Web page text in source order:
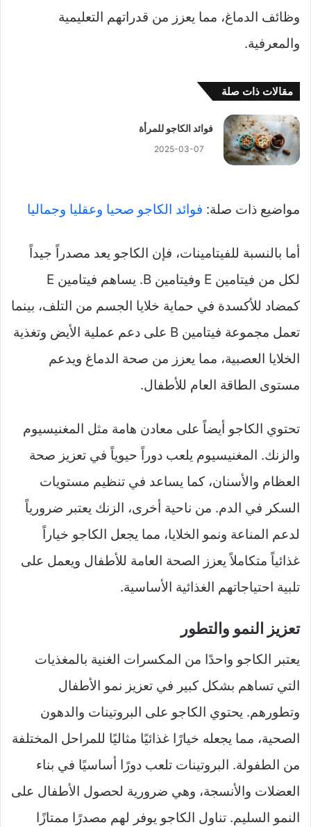
وظائف الدماغ، مما يعزز من قدراتهم التعليمية
والمعرفية.
مقالات ذات صلة
فوائد الكاجو للمرأة
2025-03-07
مواضيع ذات صلة: فوائد الكاجو صحيا وعقليا وجماليا
أما بالنسبة للفيتامينات، فإن الكاجو يعد مصدراً جيداً
لكل من فيتامين E وفيتامين B. يساهم فيتامين E
كمضاد للأكسدة في حماية خلايا الجسم من التلف، بينما
تعمل مجموعة فيتامين B على دعم عملية الأيض وتغذية
الخلايا العصبية، مما يعزز من صحة الدماغ ويدعم
مستوى الطاقة العام للأطفال.
تحتوي الكاجو أيضاً على معادن هامة مثل المغنيسيوم
والزنك. المغنيسيوم يلعب دوراً حيوياً في تعزيز صحة
العظام والأسنان، كما يساعد في تنظيم مستويات
السكر في الدم. من ناحية أخرى، الزنك يعتبر ضرورياً
لدعم المناعة ونمو الخلايا، مما يجعل الكاجو خياراً
غذائياً متكاملاً يعزز الصحة العامة للأطفال ويعمل على
تلبية احتياجاتهم الغذائية الأساسية.
تعزيز النمو والتطور
يعتبر الكاجو واحدًا من المكسرات الغنية بالمغذيات
التي تساهم بشكل كبير في تعزيز نمو الأطفال
وتطورهم. يحتوي الكاجو على البروتينات والدهون
الصحية، مما يجعله خيارًا غذائيًا مثاليًا للمراحل المختلفة
من الطفولة. البروتينات تلعب دورًا أساسيًا في بناء
العضلات والأنسجة، وهي ضرورية لحصول الأطفال على
النمو السليم. تناول الكاجو يوفر لهم مصدرًا ممتازًا